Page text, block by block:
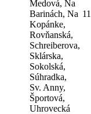
Medová, Na
Barinách, Na
Kopánke,
Rovňanská,
Schreiberova,
Sklárska,
Sokolská,
Súhradka,
Sv. Anny,
Športová,
Uhrovecká
11